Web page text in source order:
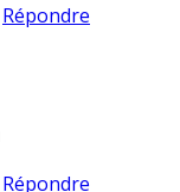
Répondre
Répondre